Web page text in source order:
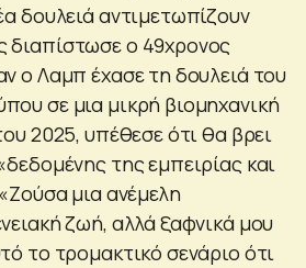
δουλειά αντιμετωπίζουν
ο 49χρονος
ο Λαμπ έχασε τη δουλειά του
σε μια μικρή βιομηχανική
2025, υπέθεσε ότι θα βρει
της εμπειρίας και
μια ανέμελη
ζωή, αλλά ξαφνικά μου
το τρομακτικό σενάριο ότι